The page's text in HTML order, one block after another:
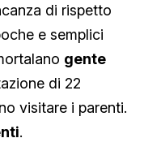
di rispetto
e semplici
gente
di 22
visitare i parenti.
.